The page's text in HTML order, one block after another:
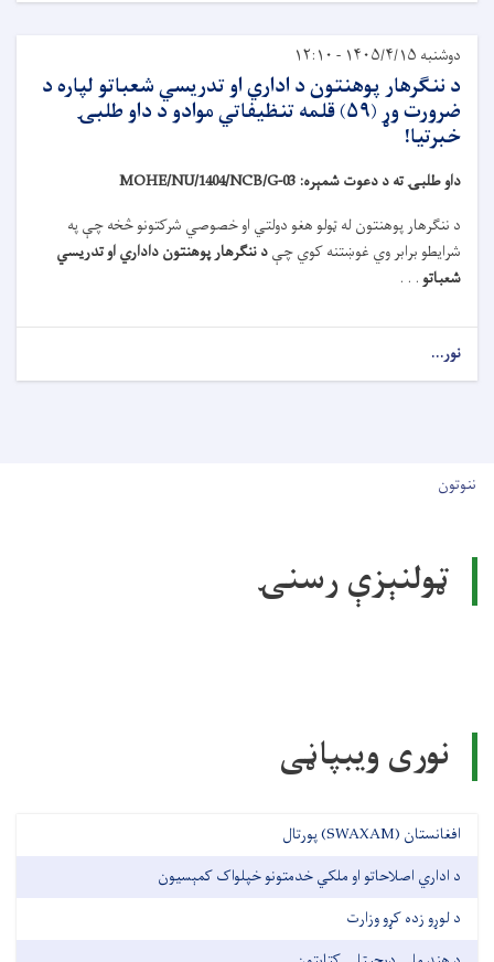
دوشنبه ۱۴۰۵/۴/۱۵ - ۱۲:۱۰
د ننګرهار پوهنتون د اداري او تدريسي شعباتو لپاره د
ضرورت وړ (۵۹) قلمه تنظیفاتي موادو د داو طلبۍ
خبرتيا!
داو طلبۍ ته د دعوت شمېره: MOHE/NU/1404/NCB/G-03
د ننګرهار پوهنتون له ټولو هغو دولتي او خصوصي شرکتونو څخه چې په
شرايطو برابر وي غوښتنه کوي چېد ننګرهار پوهنتون داداري او تدريسي
شعباتو. . .
نور...
User account menu
ننوتون
ټولنېزې رسنۍ
نوری ویبپاڼی
افغانستان (SWAXAM) پورتال
د اداري اصلاحاتو او ملکي خدمتونو خپلواک کمېسیون
د لوړو زده کړو وزارت